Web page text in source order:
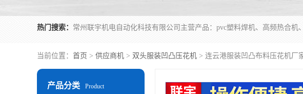
热门搜索：
当前位置： 首页 > 供应商机 > 双头服装凹凸压花机 > 连云港服装凹凸布料压花机厂
产品分类 Product